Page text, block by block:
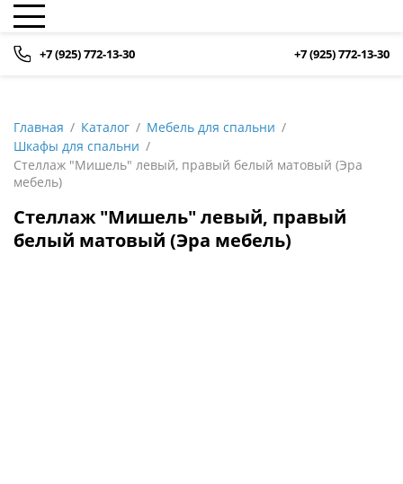
+7 (925) 772-13-30 +7 (925) 772-13-30
Главная Каталог
Мебель для спальни
Шкафы для спальни
Стеллаж "Мишель" левый, правый белый матовый (Эра
мебель)
Стеллаж "Мишель" левый, правый
белый матовый (Эра мебель)